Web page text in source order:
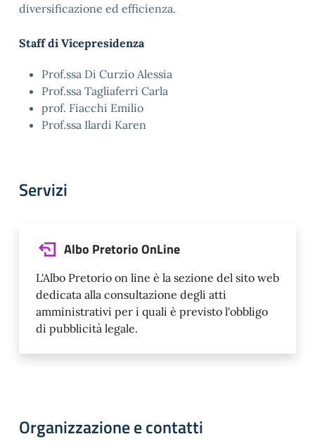
diversificazione ed efficienza.
Staff di Vicepresidenza
Prof.ssa Di Curzio Alessia
Prof.ssa Tagliaferri Carla
prof. Fiacchi Emilio
Prof.ssa Ilardi Karen
Servizi
Albo Pretorio OnLine
L'Albo Pretorio on line è la sezione del sito web
dedicata alla consultazione degli atti
amministrativi per i quali è previsto l'obbligo
di pubblicità legale.
Organizzazione e contatti